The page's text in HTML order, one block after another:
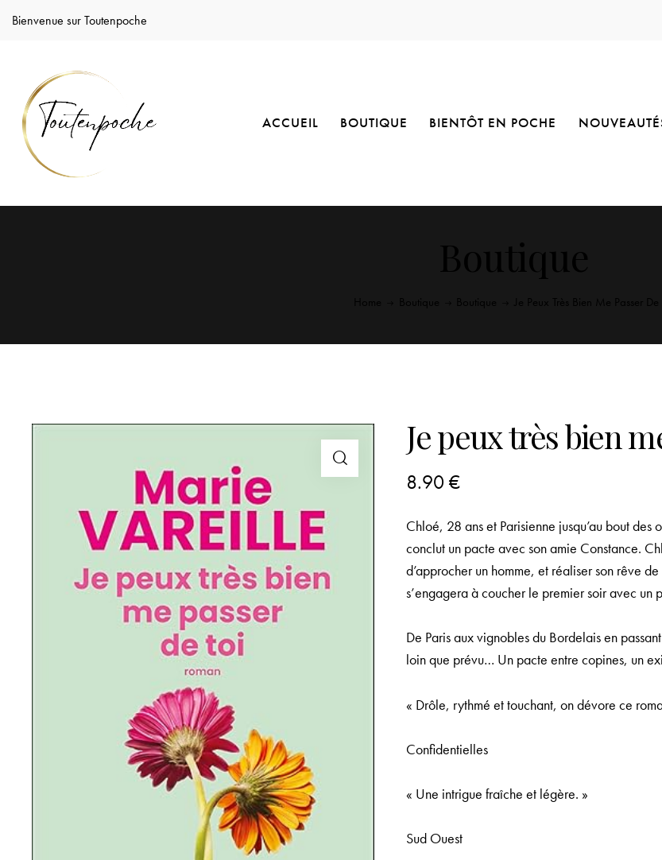
Bienvenue sur Toutenpoche
ACCUEIL BOUTIQUE BIENTÔT EN POCHE
Je peux très bien
8.90€
Chloé, 28 ans et Parisienne jusqu’au bout
conclut un pacte avec son amie Constance.
d’approcher un homme, et réaliser son rêve
s’engagera à coucher le premier soir avec un
De Paris aux vignobles du Bordelais en
loin que prévu… Un pacte entre copines, un
« Drôle, rythmé et touchant, on dévore ce
Confidentielles
« Une intrigue fraîche et légère. »
Sud Ouest